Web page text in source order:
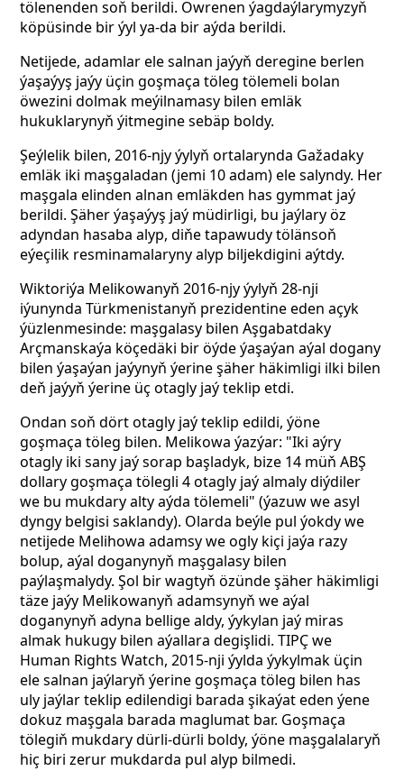
tölenenden soň berildi. Öwrenen ýagdaýlarymyzyň
köpüsinde bir ýyl ya-da bir aýda berildi.
Netijede, adamlar ele salnan jaýyň deregine berlen
ýaşaýyş jaýy üçin goşmaça töleg tölemeli bolan
öwezini dolmak meýilnamasy bilen emläk
hukuklarynyň ýitmegine sebäp boldy.
Şeýlelik bilen, 2016-njy ýylyň ortalarynda Gažadaky
emläk iki maşgaladan (jemi 10 adam) ele salyndy. Her
maşgala elinden alnan emläkden has gymmat jaý
berildi. Şäher ýaşaýyş jaý müdirligi, bu jaýlary öz
adyndan hasaba alyp, diňe tapawudy tölänsoň
eýeçilik resminamalaryny alyp biljekdigini aýtdy.
Wiktoriýa Melikowanyň 2016-njy ýylyň 28-nji
iýunynda Türkmenistanyň prezidentine eden açyk
ýüzlenmesinde: maşgalasy bilen Aşgabatdaky
Arçmanskaýa köçedäki bir öýde ýaşaýan aýal dogany
bilen ýaşaýan jaýynyň ýerine şäher häkimligi ilki bilen
deň jaýyň ýerine üç otagly jaý teklip etdi.
Ondan soň dört otagly jaý teklip edildi, ýöne
goşmaça töleg bilen. Melikowa ýazýar: "Iki aýry
otagly iki sany jaý sorap başladyk, bize 14 müň ABŞ
dollary goşmaça tölegli 4 otagly jaý almaly diýdiler
we bu mukdary alty aýda tölemeli" (ýazuw we asyl
dyngy belgisi saklandy). Olarda beýle pul ýokdy we
netijede Melihowa adamsy we ogly kiçi jaýa razy
bolup, aýal doganynyň maşgalasy bilen
paýlaşmalydy. Şol bir wagtyň özünde şäher häkimligi
täze jaýy Melikowanyň adamsynyň we aýal
doganynyň adyna bellige aldy, ýykylan jaý miras
almak hukugy bilen aýallara degişlidi. TIPÇ we
Human Rights Watch, 2015-nji ýylda ýykylmak üçin
ele salnan jaýlaryň ýerine goşmaça töleg bilen has
uly jaýlar teklip edilendigi barada şikaýat eden ýene
dokuz maşgala barada maglumat bar. Goşmaça
tölegiň mukdary dürli-dürli boldy, ýöne maşgalalaryň
hiç biri zerur mukdarda pul alyp bilmedi.